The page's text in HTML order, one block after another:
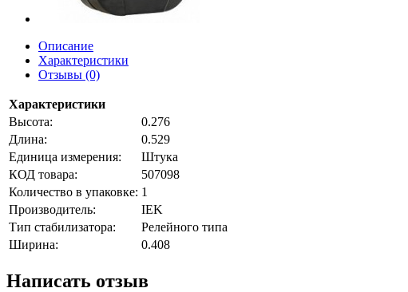
Описание
Характеристики
Отзывы (0)
Характеристики
Высота:
0.276
Длина:
0.529
Единица измерения:
Штука
КОД товара:
507098
Количество в упаковке: 1
Производитель:
IEK
Тип стабилизатора:
Релейного типа
Ширина:
0.408
Написать отзыв